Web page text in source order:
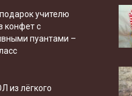
учителю
конфет с
пуантами –
из лёгкого